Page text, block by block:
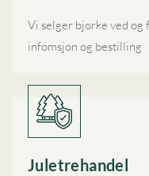
Vi selger bjørke ved og
infomsjon og bestilling
Juletrehandel